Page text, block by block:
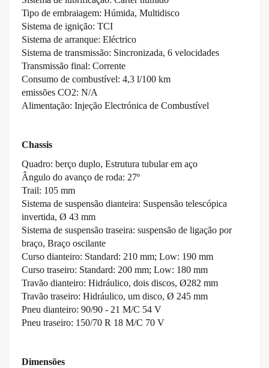
Tipo de embraiagem: Húmida, Multidisco
Sistema de ignição: TCI
Sistema de arranque: Eléctrico
Sistema de transmissão: Sincronizada, 6 velocidades
Transmissão final: Corrente
Consumo de combustível: 4,3 l/100 km
emissões CO2: N/A
Alimentação: Injeção Electrónica de Combustível
Chassis
Quadro: berço duplo, Estrutura tubular em aço
Ângulo do avanço de roda: 27º
Trail: 105 mm
Sistema de suspensão dianteira: Suspensão telescópica
invertida, Ø 43 mm
Sistema de suspensão traseira: suspensão de ligação por
braço, Braço oscilante
Curso dianteiro: Standard: 210 mm; Low: 190 mm
Curso traseiro: Standard: 200 mm; Low: 180 mm
Travão dianteiro: Hidráulico, dois discos, Ø282 mm
Travão traseiro: Hidráulico, um disco, Ø 245 mm
Pneu dianteiro: 90/90 - 21 M/C 54 V
Pneu traseiro: 150/70 R 18 M/C 70 V
Dimensões